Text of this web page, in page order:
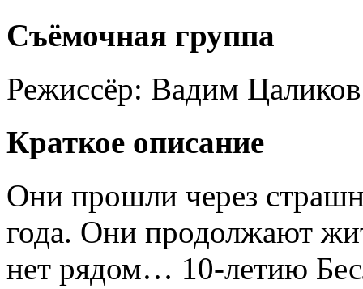
Съёмочная группа
Режиссёр: Вадим Цаликов
Краткое описание
Они прошли через
года. Они продолжают
нет рядом… 10-летию